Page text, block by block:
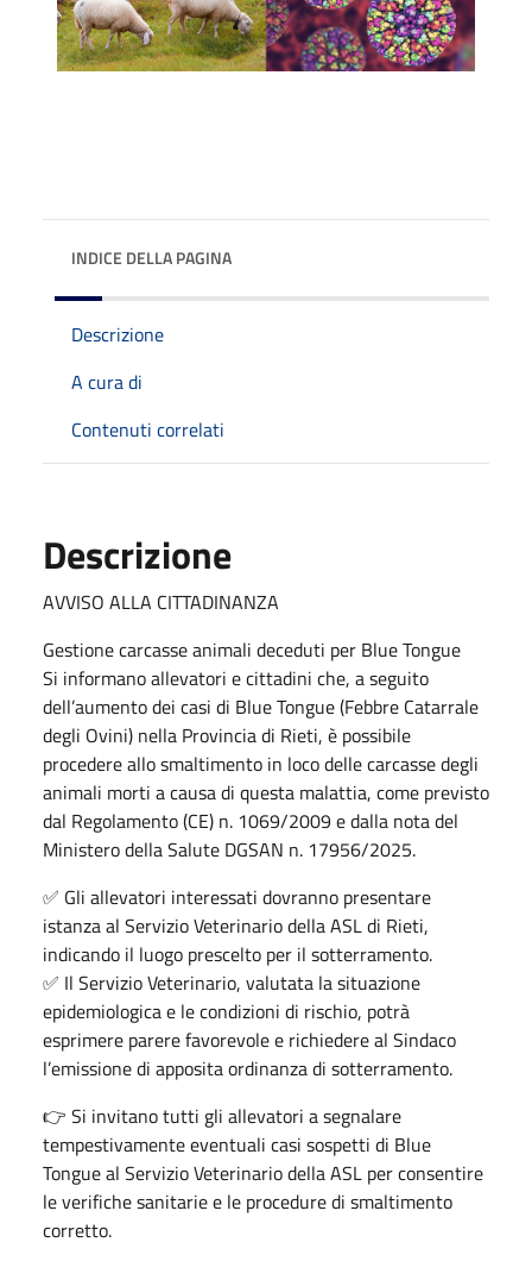
INDICE DELLA PAGINA
Descrizione
A cura di
Contenuti correlati
Descrizione
AVVISO ALLA CITTADINANZA
Gestione carcasse animali deceduti per Blue Tongue
Si informano allevatori e cittadini che, a seguito
dell’aumento dei casi di Blue Tongue (Febbre Catarrale
degli Ovini) nella Provincia di Rieti, è possibile
procedere allo smaltimento in loco delle carcasse degli
animali morti a causa di questa malattia, come previsto
dal Regolamento (CE) n. 1069/2009 e dalla nota del
Ministero della Salute DGSAN n. 17956/2025.
✅ Gli allevatori interessati dovranno presentare
istanza al Servizio Veterinario della ASL di Rieti,
indicando il luogo prescelto per il sotterramento.
✅ Il Servizio Veterinario, valutata la situazione
epidemiologica e le condizioni di rischio, potrà
esprimere parere favorevole e richiedere al Sindaco
l’emissione di apposita ordinanza di sotterramento.
👉 Si invitano tutti gli allevatori a segnalare
tempestivamente eventuali casi sospetti di Blue
Tongue al Servizio Veterinario della ASL per consentire
le verifiche sanitarie e le procedure di smaltimento
corretto.